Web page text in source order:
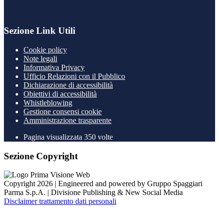
Sezione Link Utili
Cookie policy
Note legali
Informativa Privacy
Ufficio Relazioni con il Pubblico
Dichiarazione di accessibilità
Obiettivi di accessibilità
Whistleblowing
Gestione consensi cookie
Amministrazione trasparente
Pagina visualizzata 350 volte
Sezione Copyright
Copyright 2026 | Engineered and powered by Gruppo Spaggiari
Parma S.p.A. | Divisione Publishing & New Social Media
Disclaimer trattamento dati personali